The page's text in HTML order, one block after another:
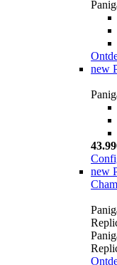
new
new